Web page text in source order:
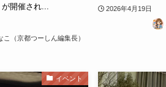
開催され...
こ（京都つーしん編集長）
2026年4月19日
イベント